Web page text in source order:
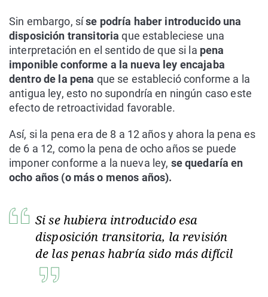
Sin embargo, síse podría haber introducido una
disposición transitoriaque estableciese una
interpretación en el sentido de que si la pena
imponible conforme a la nueva ley encajaba
dentro de la pena que se estableció conforme a la
antigua ley, esto no supondría en ningún caso este
efecto de retroactividad favorable.
Así, si la pena era de 8 a 12 años y ahora la pena es
de 6 a 12, como la pena de ocho años se puede
imponer conforme a la nueva ley, se quedaría en
ocho años (o más o menos años).
Si se hubiera introducido esa
disposición transitoria, la revisión
de las penas habría sido más difícil